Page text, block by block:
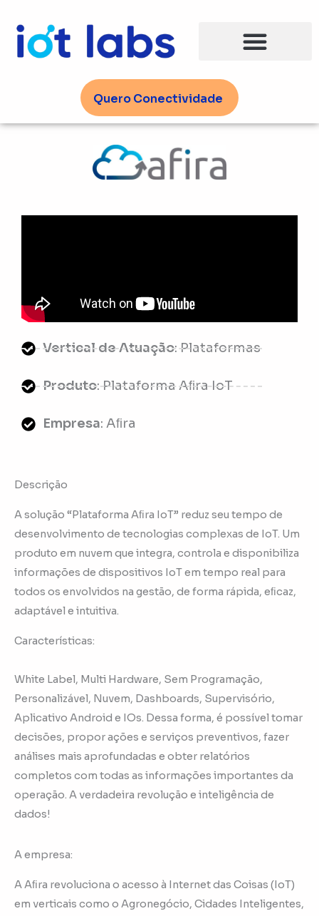
para
Quero Conectividade
Vertical de Atuação: Plataformas
Produto: Plataforma Aﬁra IoT
Empresa: Aﬁra
Descrição
A solução “Plataforma Aﬁra IoT” reduz seu tempo de
desenvolvimento de tecnologias complexas de IoT. Um
produto em nuvem que integra, controla e disponibiliza
informações de dispositivos IoT em tempo real para
todos os envolvidos na gestão, de forma rápida, eﬁcaz,
adaptável e intuitiva.
Características:
White Label, Multi Hardware, Sem Programação,
Personalizável, Nuvem, Dashboards, Supervisório,
Aplicativo Android e IOs. Dessa forma, é possível tomar
decisões, propor ações e serviços preventivos, fazer
análises mais aprofundadas e obter relatórios
completos com todas as informações importantes da
operação. A verdadeira revolução e inteligência de
dados!
A empresa:
A Aﬁra revoluciona o acesso à Internet das Coisas (IoT)
em verticais como o Agronegócio, Cidades Inteligentes,